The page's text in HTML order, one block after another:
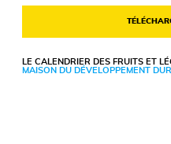
LE CALENDRIER DES FRUITS ET
MAISON DU DÉVELOPPEMENT